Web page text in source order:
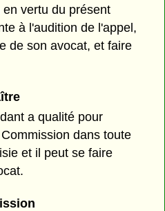
vertu du présent
à l'audition de l'appel,
de son avocat, et faire
a qualité pour
dans toute
et il peut se faire